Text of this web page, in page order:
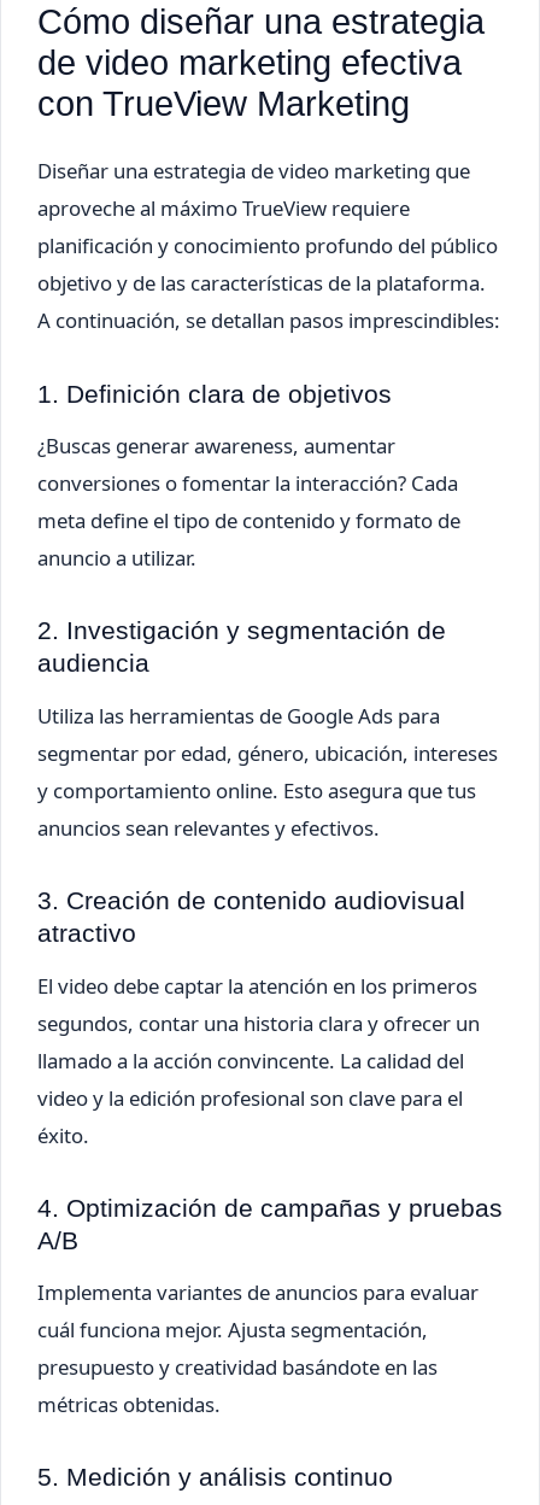
Cómo diseñar una estrategia
de video marketing efectiva
con TrueView Marketing
Diseñar una estrategia de video marketing que
aproveche al máximo TrueView requiere
planificación y conocimiento profundo del público
objetivo y de las características de la plataforma.
A continuación, se detallan pasos imprescindibles:
1. Definición clara de objetivos
¿Buscas generar awareness, aumentar
conversiones o fomentar la interacción? Cada
meta define el tipo de contenido y formato de
anuncio a utilizar.
2. Investigación y segmentación de
audiencia
Utiliza las herramientas de Google Ads para
segmentar por edad, género, ubicación, intereses
y comportamiento online. Esto asegura que tus
anuncios sean relevantes y efectivos.
3. Creación de contenido audiovisual
atractivo
El video debe captar la atención en los primeros
segundos, contar una historia clara y ofrecer un
llamado a la acción convincente. La calidad del
video y la edición profesional son clave para el
éxito.
4. Optimización de campañas y pruebas
A/B
Implementa variantes de anuncios para evaluar
cuál funciona mejor. Ajusta segmentación,
presupuesto y creatividad basándote en las
métricas obtenidas.
5. Medición y análisis continuo